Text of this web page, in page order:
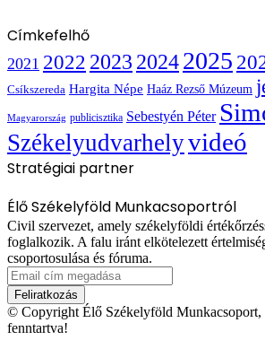
Címkefelhő
2021 2022 2023 20242025
Csíkszereda Hargita Népe Haáz Rezső Múzeum
Magyarország publicisztika Sebestyén Péter
Székelyudvarhelyvideó
Stratégiai partner
Élő Székelyföld Munkacsoportról
Civil szervezet, amely székelyföldi
foglalkozik. A falu iránt elkötelezett
csoportosulása és fóruma.
Email
cím
megadása
© Copyright Élő Székelyföld
fenntartva!